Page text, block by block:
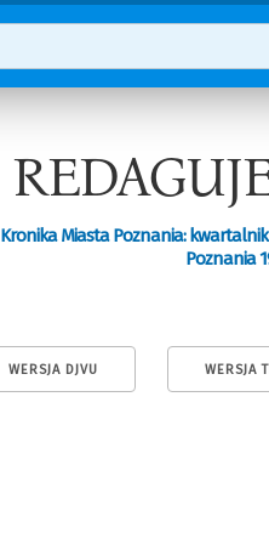
Kronika Miasta Poznania:
Poznania
WERSJA DJVU WERSJA